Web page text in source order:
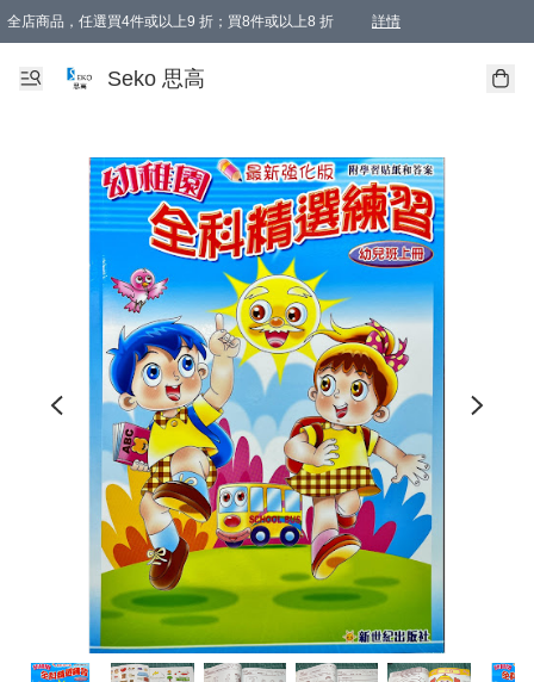
全店商品，任選買4件或以上9 折；買8件或以上8 折 詳情
新會員首次購物即享全單 95 折優惠！
購物滿198, 全單免運
Seko 思高